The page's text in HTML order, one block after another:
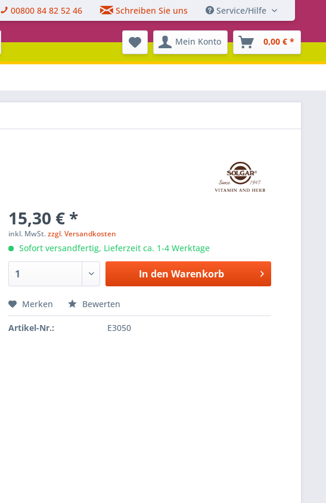
00800 84 82 52 46 Schreiben Sie uns Service/Hilfe
Mein Konto 0,00 € *
15,30 € *
inkl. MwSt.zzgl. Versandkosten
Sofort versandfertig, Lieferzeit ca. 1-4 Werktage
In den Warenkorb
Merken Bewerten
Artikel-Nr.: E3050